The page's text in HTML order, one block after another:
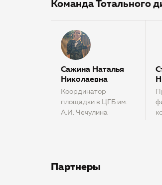
Команда Тотального
Сажина Наталья
Николаевна
Координатор
площадки в ЦГБ им.
А.И. Чечулина
Партнеры